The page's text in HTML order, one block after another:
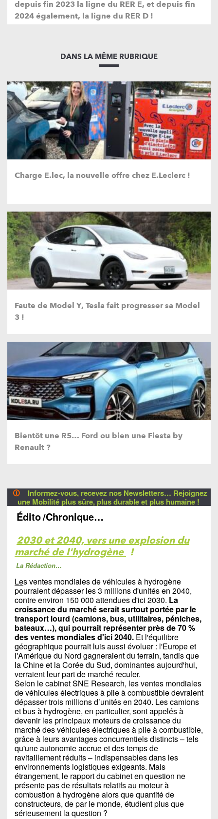
depuis fin 2023 la ligne du RER E, et depuis fin
2024 également, la ligne du RER D !
DANS LA MÊME RUBRIQUE
Charge E.lec, la nouvelle offre chez E.Leclerc !
Faute de Model Y, Tesla fait progresser sa Model
3 !
Bientôt une R5… Ford ou bien une Fiesta by
Renault ?
🛈
Informez-vous, recevez nos Newsletters… Rejoignez
une Mobilité plus sûre, plus durable et plus humaine !
Édito/Chronique…
2030 et 2040, vers une explosion du
marché de l'hydrogène !
La Rédaction…
Les ventes mondiales de véhicules à hydrogène
pourraient dépasser les 3 millions d'unités en 2040,
contre environ 150 000 attendues d'ici 2030. La
croissance du marché serait surtout portée par le
transport lourd (camions, bus, utilitaires, péniches,
bateaux…), qui pourrait représenter près de 70 %
des ventes mondiales d'ici 2040. Et l'équilibre
géographique pourrait luis aussi évoluer : l'Europe et
l'Amérique du Nord gagneraient du terrain, tandis que
la Chine et la Corée du Sud, dominantes aujourd'hui,
verraient leur part de marché reculer.
Selon le cabinet SNE Research, les ventes mondiales
de véhicules électriques à pile à combustible devraient
dépasser trois millions d’unités en 2040. Les camions
et bus à hydrogène, en particulier, sont appelés à
devenir les principaux moteurs de croissance du
marché des véhicules électriques à pile à combustible,
grâce à leurs avantages concurrentiels distincts – tels
qu'une autonomie accrue et des temps de
ravitaillement réduits – indispensables dans les
environnements logistiques exigeants. Mais
étrangement, le rapport du cabinet en question ne
présente pas de résultats relatifs au moteur à
combustion à hydrogène alors que quantité de
constructeurs, de par le monde, étudient plus que
sérieusement la question ?